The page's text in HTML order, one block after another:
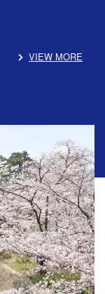
VIEW MORE